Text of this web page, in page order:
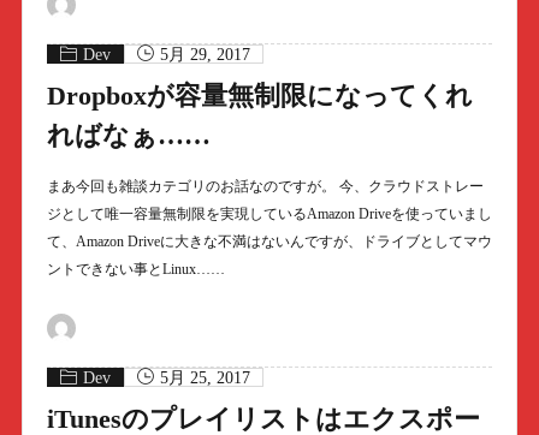
Dev 5月 29, 2017
Dropboxが容量無制限になってくれ
ればなぁ……
まあ今回も雑談カテゴリのお話なのですが。 今、クラウドストレー
ジとして唯一容量無制限を実現しているAmazon Driveを使っていまし
て、Amazon Driveに大きな不満はないんですが、ドライブとしてマウ
ントできない事とLinux……
Dev 5月 25, 2017
iTunesのプレイリストはエクスポー